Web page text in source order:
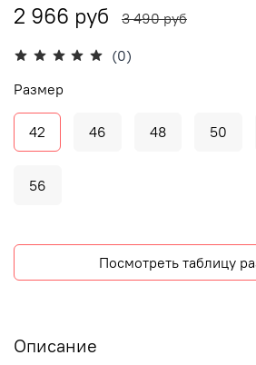
(0)
2 966 руб 3 490 руб
Размер
42 46 48 50
56
Посмотреть таблицу
Описание